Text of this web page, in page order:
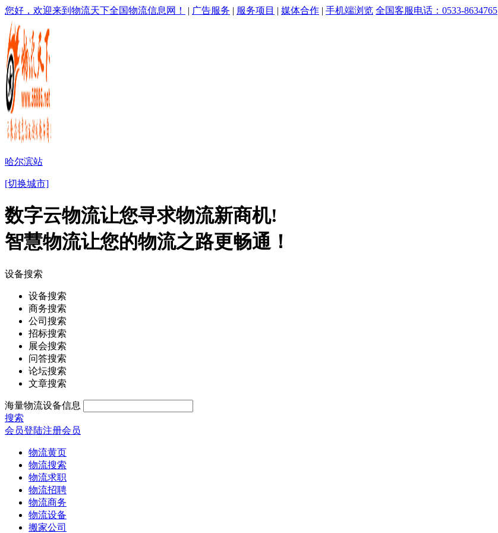
您好，欢迎来到物流天下全国物流信息网！ | 广告服务 | 服务项目 | 媒体合作 | 手机端浏览 全国客服电话：0533-8634765
哈尔滨站
[切换城市]
数字云物流让您寻求物流新商机!
智慧物流让您的物流之路更畅通！
设备搜索
设备搜索
商务搜索
公司搜索
招标搜索
展会搜索
问答搜索
论坛搜索
文章搜索
海量物流设备信息
搜索
会员登陆注册会员
物流黄页
物流搜索
物流求职
物流招聘
物流商务
物流设备
搬家公司